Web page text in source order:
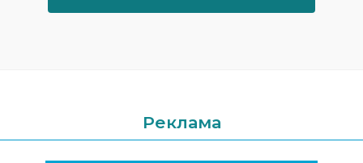
Реклама